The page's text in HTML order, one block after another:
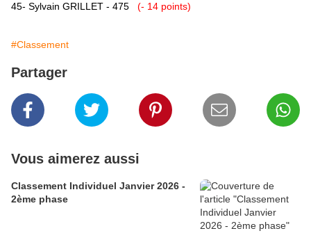
45- Sylvain GRILLET - 475 (- 14 points)
#Classement
Partager
Vous aimerez aussi
Classement Individuel Janvier 2026 -
2ème phase